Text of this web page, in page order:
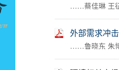
……蔡佳琳 王
外部需求冲
……鲁晓东 朱